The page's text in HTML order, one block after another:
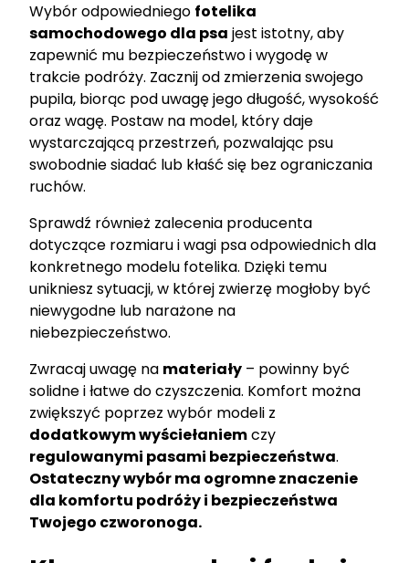
Wybór odpowiedniego fotelika
samochodowego dla psa jest istotny, aby
zapewnić mu bezpieczeństwo i wygodę w
trakcie podróży. Zacznij od zmierzenia swojego
pupila, biorąc pod uwagę jego długość, wysokość
oraz wagę. Postaw na model, który daje
wystarczającą przestrzeń, pozwalając psu
swobodnie siadać lub kłaść się bez ograniczania
ruchów.
Sprawdź również zalecenia producenta
dotyczące rozmiaru i wagi psa odpowiednich dla
konkretnego modelu fotelika. Dzięki temu
unikniesz sytuacji, w której zwierzę mogłoby być
niewygodne lub narażone na
niebezpieczeństwo.
Zwracaj uwagę na materiały – powinny być
solidne i łatwe do czyszczenia. Komfort można
zwiększyć poprzez wybór modeli z
dodatkowym wyściełaniemczy
regulowanymi pasami bezpieczeństwa.
Ostateczny wybór ma ogromne znaczenie
dla komfortu podróży i bezpieczeństwa
Twojego czworonoga.